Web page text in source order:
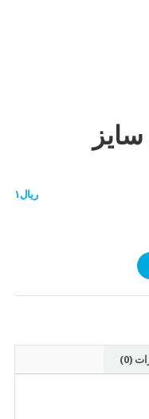
ریال۱
(0)